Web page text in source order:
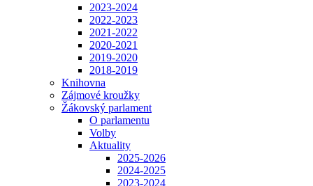
2023-2024
2022-2023
2021-2022
2020-2021
2019-2020
2018-2019
Knihovna
Zájmové kroužky
Žákovský parlament
O parlamentu
Volby
Aktuality
2025-2026
2024-2025
2023-2024